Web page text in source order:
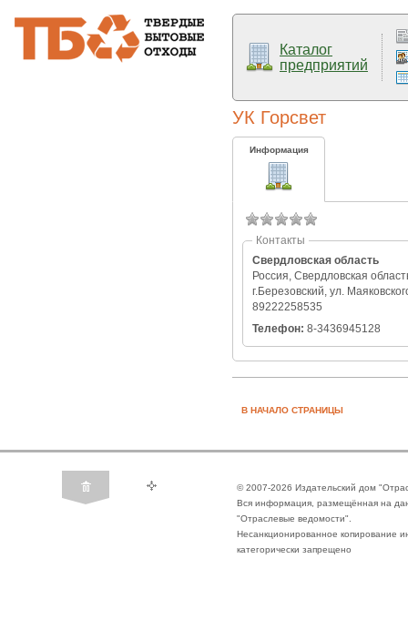
Каталог
предприятий
УК Горсвет
Информация
Контакты
Свердловская область
Россия, Свердловская
г.Березовский, ул.
89222258535
Телефон: 8-3436945128
В НАЧАЛО СТРАНИЦЫ
© 2007-2026 Издательский дом
Вся информация, размещённая на
"Отраслевые ведомости".
Несанкционированное копирование
категорически запрещено